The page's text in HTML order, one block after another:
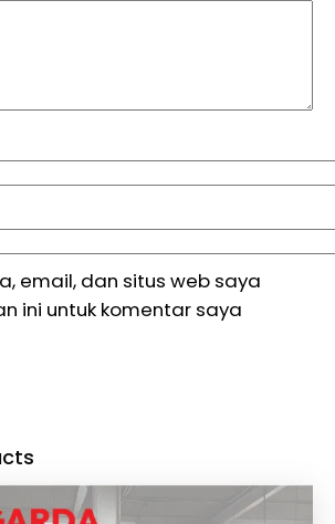
email, dan situs web saya
ini untuk komentar saya